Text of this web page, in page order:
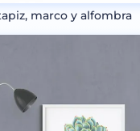
marco y alfombra